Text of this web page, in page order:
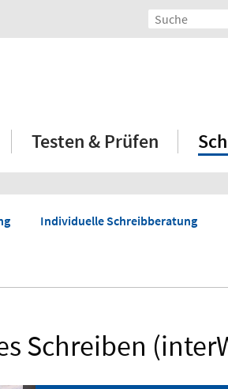
Testen & Prüfen
Individuelle Schreibberatung
Schreiben